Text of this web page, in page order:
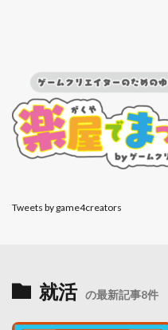
Tweets by game4creators
就活 の最新記事8件